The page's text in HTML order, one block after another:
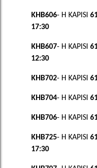
KHB606- H KAPISI
17:30
KHB607- H KAPISI
12:30
KHB702- H KAPISI
KHB704- H KAPISI
KHB706- H KAPISI
KHB725- H KAPISI
17:30